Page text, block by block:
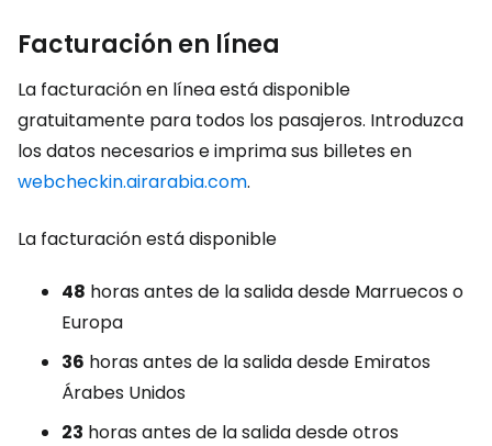
Facturación en línea
La facturación en línea está disponible
gratuitamente para todos los pasajeros. Introduzca
los datos necesarios e imprima sus billetes en
webcheckin.airarabia.com.
La facturación está disponible
48 horas antes de la salida desde Marruecos o
Europa
36 horas antes de la salida desde Emiratos
Árabes Unidos
23 horas antes de la salida desde otros